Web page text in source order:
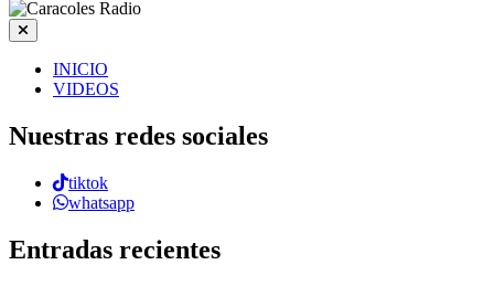
INICIO
VIDEOS
Nuestras redes sociales
tiktok
whatsapp
Entradas recientes